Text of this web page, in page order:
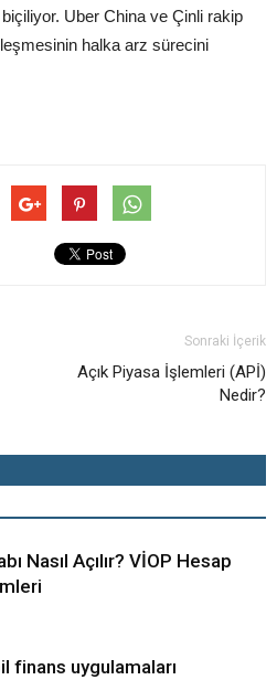
Uber China ve Çinli rakip
halka arz sürecini
Sonraki İçerik
Açık Piyasa İşlemleri (APİ)
Nedir?
Nasıl Açılır? VİOP Hesap
finans uygulamaları